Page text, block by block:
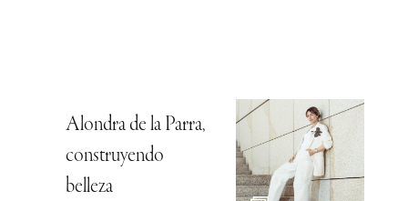
Alondra de la Parra,
construyendo
belleza